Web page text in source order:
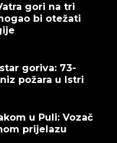
gori na tri
bi otežati
goriva: 73-
požara u Istri
u Puli: Vozač
prijelazu